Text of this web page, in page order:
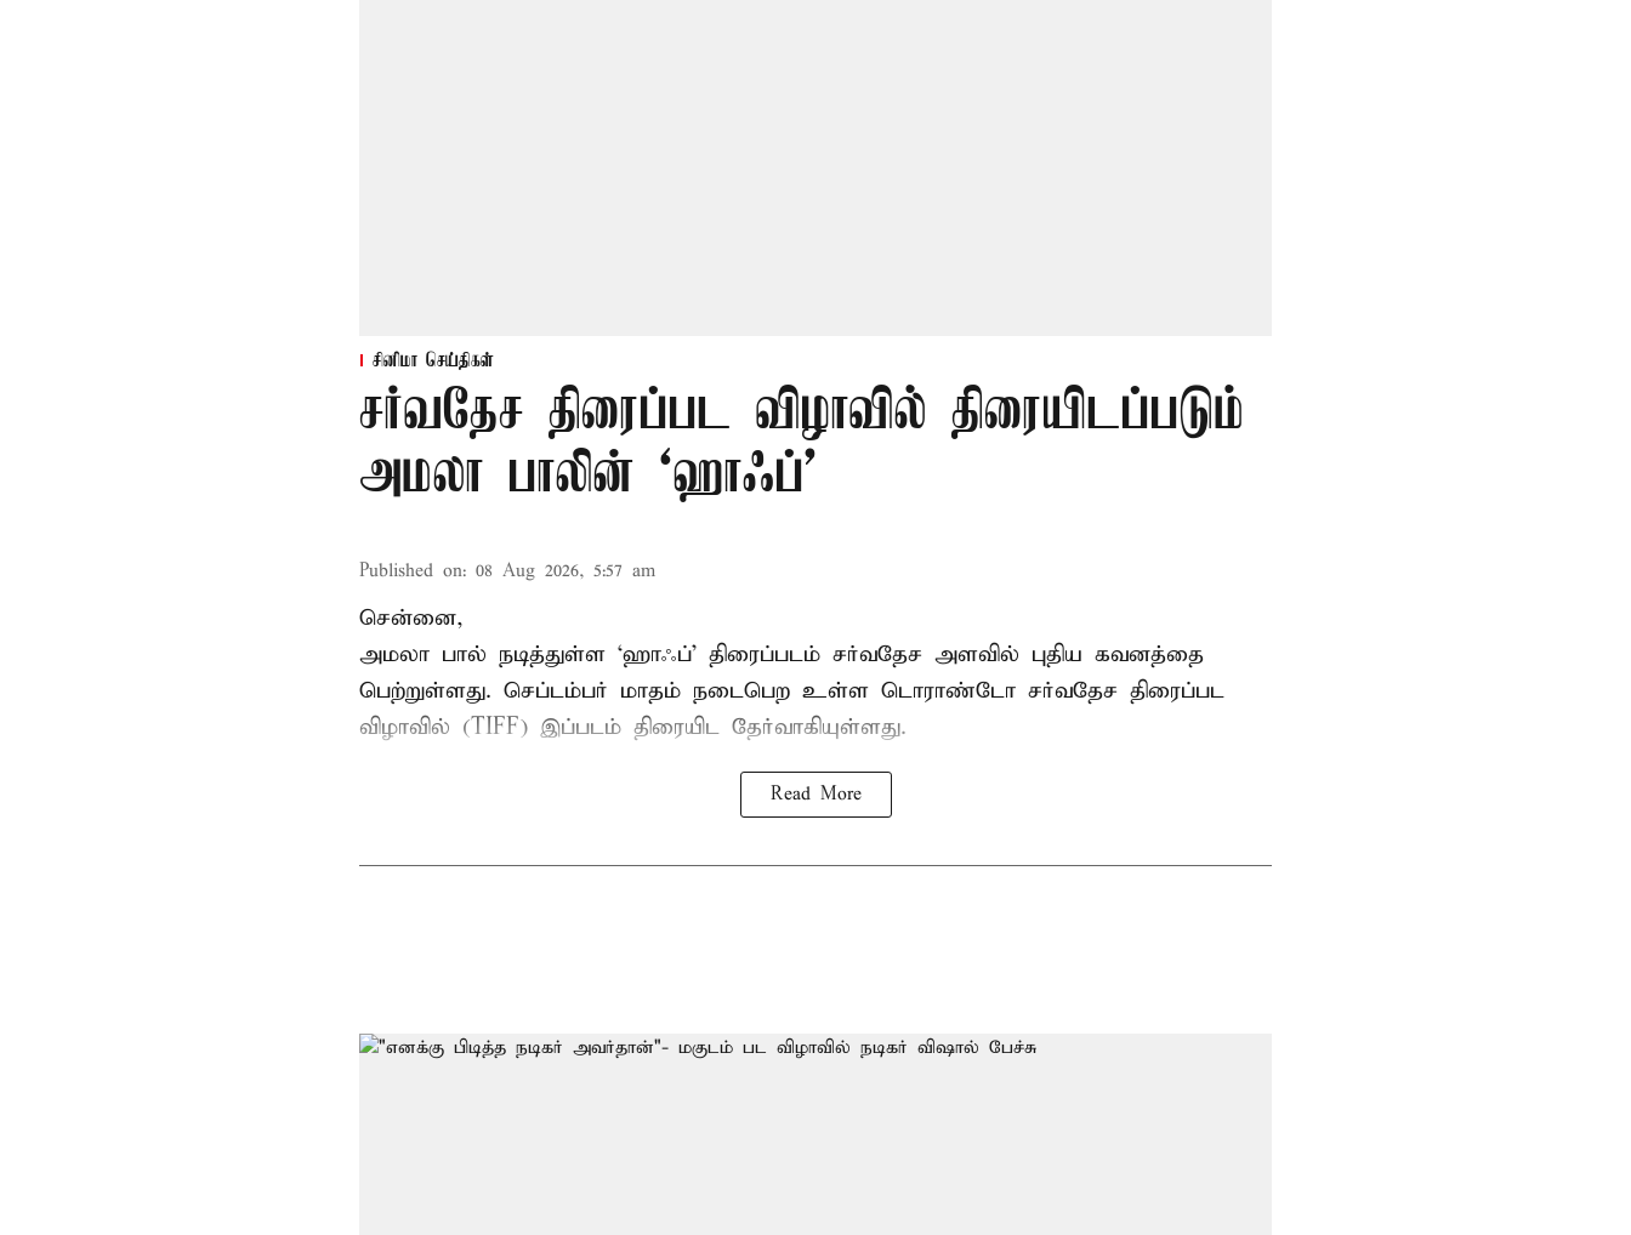
சினிமா செய்திகள்
சர்வதேச திரைப்பட விழாவில் திரையிடப்படும்
அமலா பாலின் ‘ஹாஃப்’
Published on: 08 Aug 2026, 5:57 am
சென்னை,
அமலா பால் நடித்துள்ள ‘ஹாஃப்’ திரைப்படம் சர்வதேச அளவில் புதிய கவனத்தை
பெற்றுள்ளது. செப்டம்பர் மாதம் நடைபெற உள்ள டொராண்டோ சர்வதேச திரைப்பட
விழாவில் (TIFF) இப்படம் திரையிட தேர்வாகியுள்ளது.
Read More